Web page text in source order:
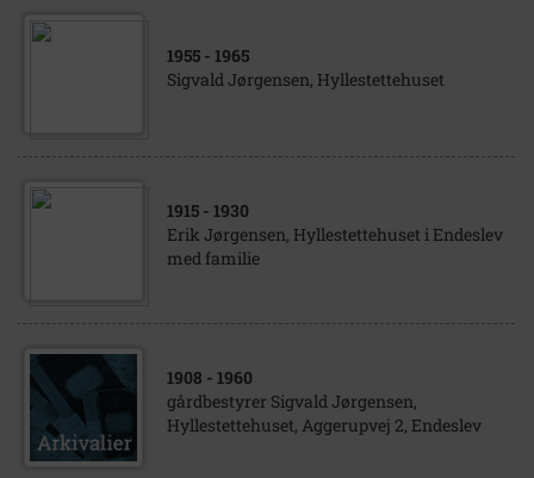
1955 - 1965
Sigvald Jørgensen, Hyllestettehuset
1915 - 1930
Erik Jørgensen, Hyllestettehuset i Endeslev
med familie
1908 - 1960
gårdbestyrer Sigvald Jørgensen,
Hyllestettehuset, Aggerupvej 2, Endeslev